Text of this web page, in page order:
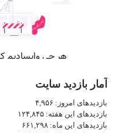
آمار بازدید سایت
بازدیدهای امروز: ۴,۹۵۶
بازدیدهای این هفته: ۱۲۴,۸۴۵
بازدیدهای این ماه: ۶۶۱,۲۹۸